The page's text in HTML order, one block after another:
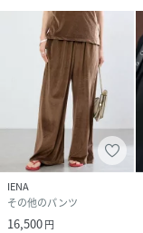
IENA
その他のパンツ
16,500円